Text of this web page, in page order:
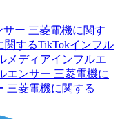
サー 三菱電機に関す
関するTikTokインフル
メディアインフルエ
エンサー 三菱電機に
三菱電機に関する